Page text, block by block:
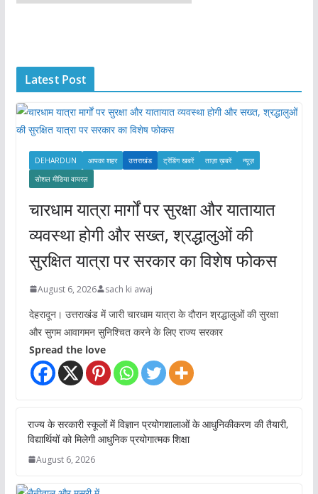
r
e
s
Latest Post
DEHARDUN आपका शहर उत्तराखंड ट्रेंडिंग खबरें ताज़ा ख़बरें
न्यूज़
सोशल मीडिया वायरल
चारधाम यात्रा मार्गों पर सुरक्षा और यातायात
व्यवस्था होगी और सख्त, श्रद्धालुओं की
सुरक्षित यात्रा पर सरकार का विशेष फोकस
August 6, 2026 sach ki awaj
देहरादून। उत्तराखंड में जारी चारधाम यात्रा के दौरान श्रद्धालुओं की सुरक्षा
और सुगम आवागमन सुनिश्चित करने के लिए राज्य सरकार
Spread the love
राज्य के सरकारी स्कूलों में विज्ञान प्रयोगशालाओं के आधुनिकीकरण की तैयारी,
विद्यार्थियों को मिलेगी आधुनिक प्रयोगात्मक शिक्षा
August 6, 2026